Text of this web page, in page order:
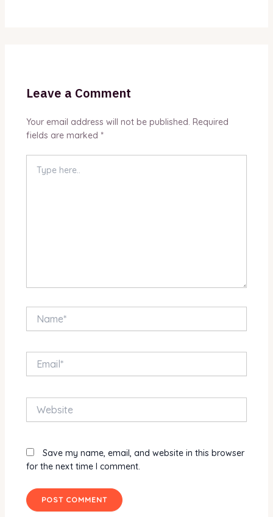
Leave a Comment
Your email address will not be published. Required
fields are marked *
here..
Website
Save my name, email, and website in this browser
for the next time I comment.